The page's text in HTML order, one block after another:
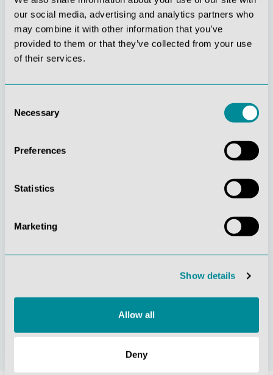
our social media, advertising and analytics partners who
may combine it with other information that you’ve
provided to them or that they’ve collected from your use
of their services.
Selection
Necessary
Preferences
Statistics
Marketing
Show details
Allow all
Deny
Stetige
Kundenorientierung
Verständnis für
Nachhaltiges
Zertifizierung ISO